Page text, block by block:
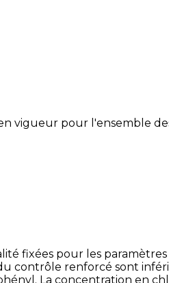
vigueur pour l'ensemble
fixées pour les
contrôle renforcé sont
La concentration en